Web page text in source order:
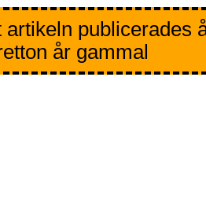
artikeln publicerades
år gammal